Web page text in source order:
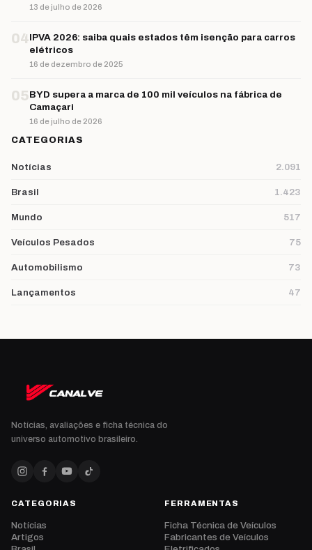
13 de julho de 2026
04IPVA 2026: saiba quais estados têm isenção para carros
elétricos
16 de dezembro de 2025
05BYD supera a marca de 100 mil veículos na fábrica de
Camaçari
16 de julho de 2026
CATEGORIAS
Notícias 2.091
Brasil 1.423
Mundo 517
Veículos Pesados 75
Automobilismo 73
Lançamentos 47
Notícias, avaliações e ficha técnica do
universo automotivo brasileiro.
CATEGORIAS
Notícias
Artigos
FERRAMENTAS
Ficha Técnica de Veículos
Fabricantes de Veículos